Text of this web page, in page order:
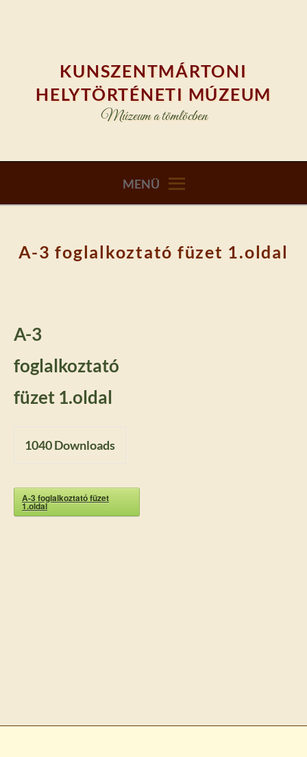
KUNSZENTMÁRTONI
HELYTÖRTÉNETI MÚZEUM
Múzeum a tömlöcben
MENÜ
A-3 foglalkoztató füzet 1.oldal
A-3
foglalkoztató
füzet 1.oldal
1040Downloads
A-3 foglalkoztató füzet
1.oldal